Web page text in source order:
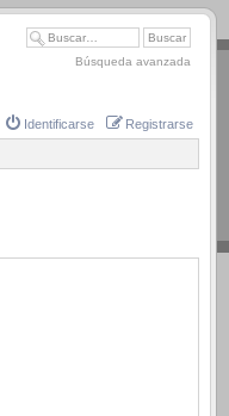
Búsqueda avanzada
Identificarse Registrarse